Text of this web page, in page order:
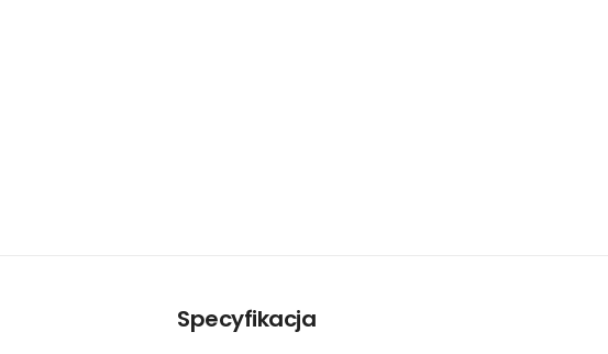
Specyfikacja